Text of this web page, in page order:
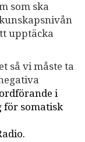
som ska
upptäcka
så vi måste ta
ordförande i
för somatisk